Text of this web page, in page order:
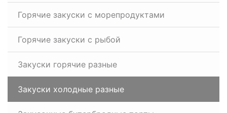
Горячие закуски с морепродуктами
Горячие закуски с рыбой
Закуски горячие разные
Закуски холодные разные